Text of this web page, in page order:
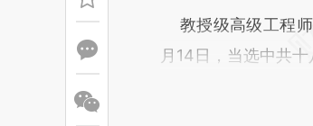
教授级高级工程师
月14日，当选中共